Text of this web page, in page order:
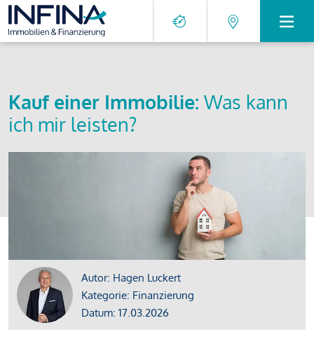
Kauf einer Immobilie: Was kann
ich mir leisten?
Autor: Hagen Luckert
Kategorie: Finanzierung
Datum: 17.03.2026